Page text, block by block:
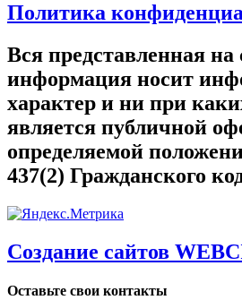
Политика
Вся представленная на
информация носит
характер и ни при
является публичной
определяемой
437(2) Гражданского
Создание сайтов
Оставьте свои контакты